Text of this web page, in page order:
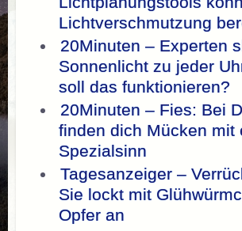
Lichtverschmutzung
20Minuten – Experten
Sonnenlicht zu jeder
soll das funktionieren?
20Minuten – Fies: Bei
finden dich Mücken mit
Spezialsinn
Tagesanzeiger –
Sie lockt mit
Opfer an